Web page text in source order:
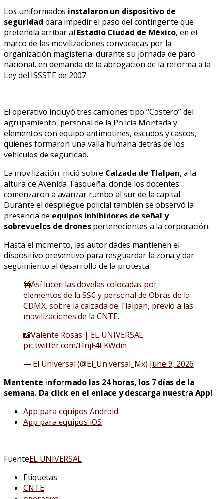
Los uniformados instalaron un dispositivo de
seguridad para impedir el paso del contingente que
pretendía arribar al Estadio Ciudad de México, en el
marco de las movilizaciones convocadas por la
organización magisterial durante su jornada de paro
nacional, en demanda de la abrogación de la reforma a la
Ley del ISSSTE de 2007.
El operativo incluyó tres camiones tipo “Costero” del
agrupamiento, personal de la Policía Montada y
elementos con equipo antimotines, escudos y cascos,
quienes formaron una valla humana detrás de los
vehículos de seguridad.
La movilización inició sobre Calzada de Tlalpan, a la
altura de Avenida Tasqueña, donde los docentes
comenzaron a avanzar rumbo al sur de la capital.
Durante el despliegue policial también se observó la
presencia de equipos inhibidores de señal y
sobrevuelos de drones pertenecientes a la corporación.
Hasta el momento, las autoridades mantienen el
dispositivo preventivo para resguardar la zona y dar
seguimiento al desarrollo de la protesta.
🚧Así lucen las dovelas colocadas por
elementos de la SSC y personal de Obras de la
CDMX, sobre la calzada de Tlalpan, previo a las
movilizaciones de la CNTE.
📸Valente Rosas | EL UNIVERSAL
pic.twitter.com/HnjF4EKWdm
— El Universal (@El_Universal_Mx) June 9, 2026
Mantente informado las 24 horas, los 7 días de la
semana. Da click en el enlace y descarga nuestra App!
App para equipos Android
App para equipos iOS
FuenteEL UNIVERSAL
Etiquetas
CNTE